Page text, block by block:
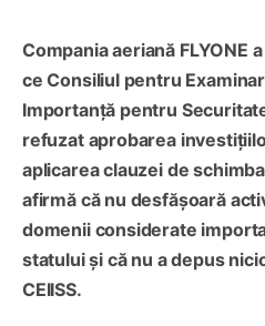
Compania aeriană FLYONE
ce Consiliul pentru
Importanță pentru
refuzat aprobarea
aplicarea clauzei de
afirmă că nu desfășoară
domenii considerate
statului și că nu a depus
CEIISS.